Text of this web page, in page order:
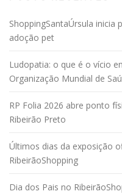
ShoppingSantaÚrsula
adoção pet
Ludopatia: o que é o vício
Organização Mundial de
RP Folia 2026 abre ponto
Ribeirão Preto
Últimos dias da exposição
RibeirãoShopping
Dia dos Pais no